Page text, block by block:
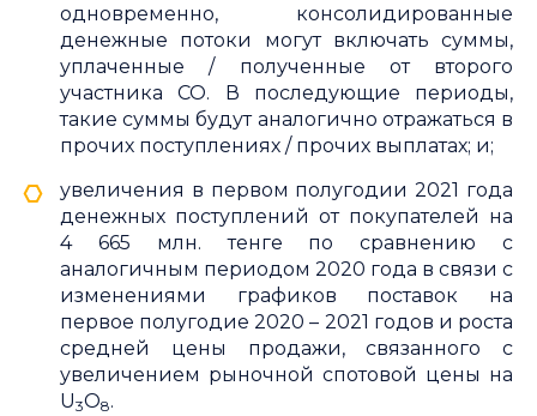
одновременно, консолидированные
денежные потоки могут включать суммы,
уплаченные / полученные от второго
участника СО. В последующие периоды,
такие суммы будут аналогично отражаться в
прочих поступлениях / прочих выплатах; и;
увеличения в первом полугодии 2021 года
денежных поступлений от покупателей на
4 665 млн. тенге по сравнению с
аналогичным периодом 2020 года в связи с
изменениями графиков поставок на
первое полугодие 2020 – 2021 годов и роста
средней цены продажи, связанного с
увеличением рыночной спотовой цены на
U3O8.